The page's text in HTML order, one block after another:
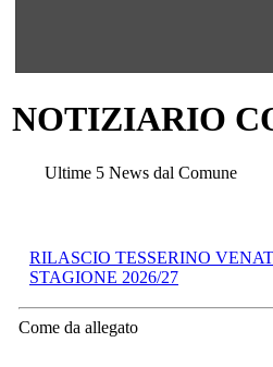
NOTIZIARIO
Ultime 5 News dal Comune
RILASCIO TESSERINO
STAGIONE 2026/27
Come da allegato